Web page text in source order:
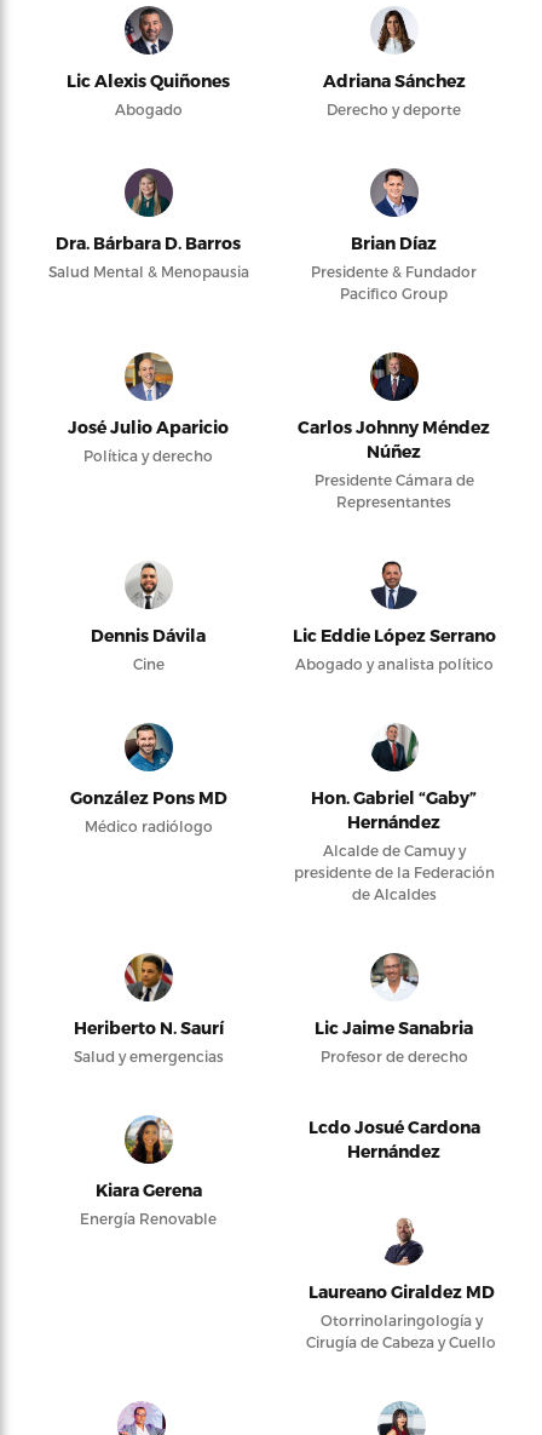
Lic Alexis Quiñones
Abogado
Adriana Sánchez
Derecho y deporte
Dra. Bárbara D. Barros
Salud Mental & Menopausia
Brian Díaz
Presidente & Fundador
Pacifico Group
José Julio Aparicio
Política y derecho
Carlos Johnny Méndez
Núñez
Presidente Cámara de
Representantes
Dennis Dávila
Cine
Lic Eddie López Serrano
Abogado y analista político
González Pons MD
Médico radiólogo
Hon. Gabriel “Gaby”
Hernández
Alcalde de Camuy y
presidente de la Federación
de Alcaldes
Heriberto N. Saurí
Salud y emergencias
Lic Jaime Sanabria
Profesor de derecho
Kiara Gerena
Energía Renovable
Lcdo Josué Cardona
Hernández
Laureano Giraldez MD
Otorrinolaringología y
Cirugía de Cabeza y Cuello